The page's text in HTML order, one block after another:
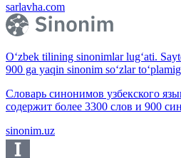
sarlavha.com
O‘zbek tilining sinonimlar lug‘ati.
900 ga yaqin sinonim so‘zlar
Словарь синонимов узбекского
содержит более 3300 слов и 900
sinonim.uz